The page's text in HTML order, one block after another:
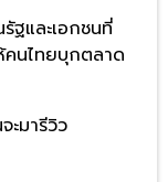
ฐและเอกชนที่
นไทยบุกตลาด
ะมารีวิว